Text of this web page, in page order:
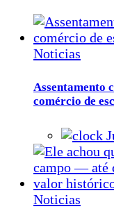
Noticias
Assentamento
comércio de
Noticias